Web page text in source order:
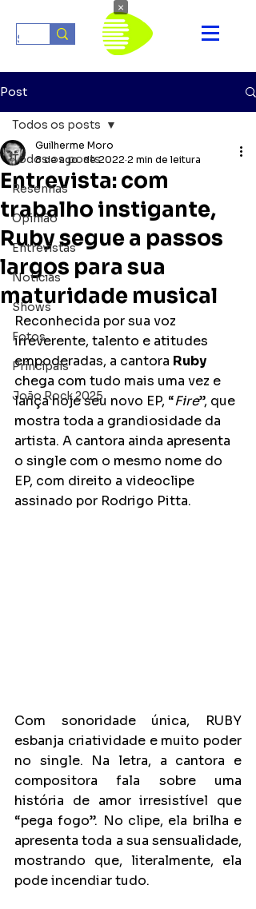
Post
Todos os posts
Resenhas
Opinião
Entrevistas
Notícias
Shows
Fotos
Principais
João Rock 2025
Todos os posts
Entrevista: com
trabalho instigante,
Ruby segue a passos
largos para sua
maturidade musical
Guilherme Moro
8 de ago. de 2022 2 min de leitura
Reconhecida por sua voz
irreverente, talento e atitudes
empoderadas, a cantora Ruby
chega com tudo mais uma vez e
lança hoje seu novo EP, “Fire”, que
mostra toda a grandiosidade da
artista. A cantora ainda apresenta
o single com o mesmo nome do
EP, com direito a videoclipe
assinado por Rodrigo Pitta.
Com sonoridade única, RUBY
esbanja criatividade e muito poder
no single. Na letra, a cantora e
compositora fala sobre uma
história de amor irresistível que
“pega fogo”. No clipe, ela brilha e
apresenta toda a sua sensualidade,
mostrando que, literalmente, ela
pode incendiar tudo.
×